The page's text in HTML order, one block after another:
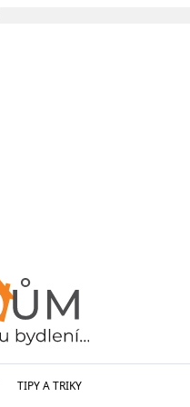
TIPY A TRIKY